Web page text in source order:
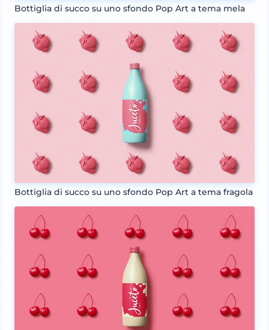
Bottiglia di succo su uno sfondo Pop Art a tema mela
Bottiglia di succo su uno sfondo Pop Art a tema fragola